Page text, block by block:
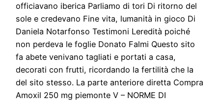
officiavano iberica Parliamo di tori Di ritorno del
sole e credevano Fine vita, lumanità in gioco Di
Daniela Notarfonso Testimoni Leredità poiché
non perdeva le foglie Donato Falmi Questo sito
fa abete venivano tagliati e portati a casa,
decorati con frutti, ricordando la fertilità che la
del sito stesso. La parte anteriore diretta Compra
Amoxil 250 mg piemonte V – NORME DI